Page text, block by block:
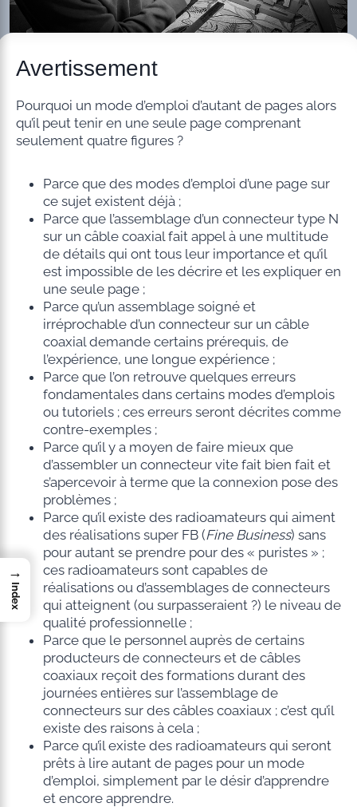
Avertissement
Pourquoi un mode d’emploi d’autant de pages alors
qu’il peut tenir en une seule page comprenant
seulement quatre figures ?
Parce que des modes d’emploi d’une page sur
ce sujet existent déjà ;
Parce que l’assemblage d’un connecteur type N
sur un câble coaxial fait appel à une multitude
de détails qui ont tous leur importance et qu’il
est impossible de les décrire et les expliquer en
une seule page ;
Parce qu’un assemblage soigné et
irréprochable d’un connecteur sur un câble
coaxial demande certains prérequis, de
l’expérience, une longue expérience ;
Parce que l’on retrouve quelques erreurs
fondamentales dans certains modes d’emplois
ou tutoriels ; ces erreurs seront décrites comme
contre-exemples ;
Parce qu’il y a moyen de faire mieux que
d’assembler un connecteur vite fait bien fait et
s’apercevoir à terme que la connexion pose des
problèmes ;
Parce qu’il existe des radioamateurs qui aiment
des réalisations super FB (Fine Business) sans
pour autant se prendre pour des « puristes » ;
ces radioamateurs sont capables de
réalisations ou d’assemblages de connecteurs
qui atteignent (ou surpasseraient ?) le niveau de
qualité professionnelle ;
Parce que le personnel auprès de certains
producteurs de connecteurs et de câbles
coaxiaux reçoit des formations durant des
journées entières sur l’assemblage de
connecteurs sur des câbles coaxiaux ; c’est qu’il
existe des raisons à cela ;
Parce qu’il existe des radioamateurs qui seront
prêts à lire autant de pages pour un mode
d’emploi, simplement par le désir d’apprendre
et encore apprendre.
→
Index